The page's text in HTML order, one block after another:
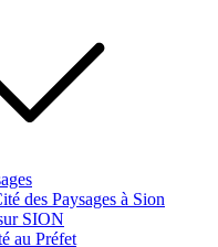
des Paysages à Sion
SION
au Préfet